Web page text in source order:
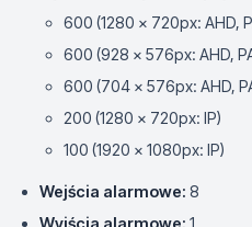
600 (1280 x 720px: AHD,
600 (928 x 576px: AHD,
600 (704 x 576px: AHD,
200 (1280 x 720px: IP)
100 (1920 x 1080px: IP)
Wejścia alarmowe: 8
Wyjścia alarmowe: 1